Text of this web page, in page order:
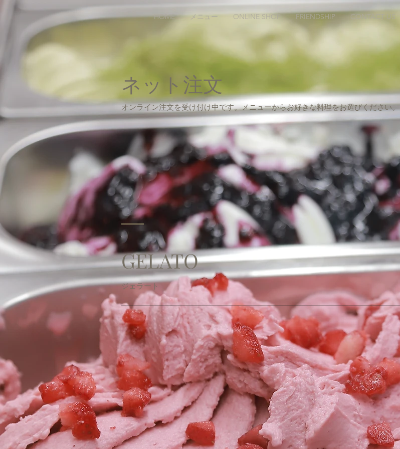
HOME メニュー ONLINE SHOP FRIENDSHIP CONTACT US
ネット注文
オンライン注文を受け付け中です。メニューからお好きな料理をお選びください。
GELATO
ジェラート